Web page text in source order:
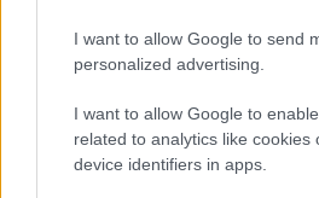
I want to allow Google to send
personalized advertising.
I want to allow Google to
related to analytics like cookies
device identifiers in apps.
ΔΙΑΒΑΣΤΕ ΠΕΡΙΣΣΟΤΕΡΑ ΘΕΣΣΑΛΟΝΊΚΗ